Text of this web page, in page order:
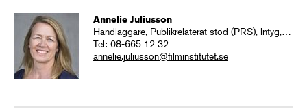
Annelie Juliusson
Tel: 08-665 12 32
annelie.juliusson@filminstitutet.se